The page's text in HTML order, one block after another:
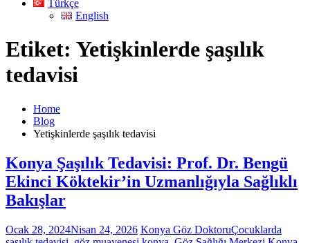
Türkçe
English
Etiket: Yetişkinlerde şaşılık
tedavisi
Home
Blog
Yetişkinlerde şaşılık tedavisi
Konya Şaşılık Tedavisi: Prof. Dr. Bengü
Ekinci Köktekir’in Uzmanlığıyla Sağlıklı
Bakışlar
Ocak 28, 2024Nisan 24, 2026 Konya Göz DoktoruÇocuklarda